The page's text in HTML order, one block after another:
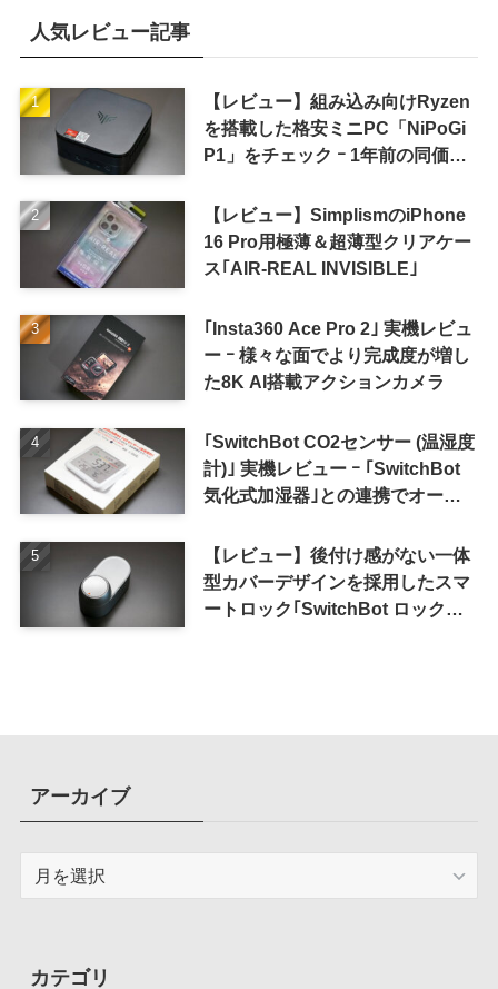
人気レビュー記事
【レビュー】組み込み向けRyzen
を搭載した格安ミニPC「NiPoGi
P1」をチェック ｰ 1年前の同価格
【レビュー】SimplismのiPhone
16 Pro用極薄＆超薄型クリアケー
ス｢AIR-REAL INVISIBLE｣
｢Insta360 Ace Pro 2｣ 実機レビュ
ー ｰ 様々な面でより完成度が増し
た8K AI搭載アクションカメラ
｢SwitchBot CO2センサー (温湿度
計)｣ 実機レビュー ｰ ｢SwitchBot
気化式加湿器｣との連携でオート
【レビュー】後付け感がない一体
型カバーデザインを採用したスマ
ートロック｢SwitchBot ロック
アーカイブ
ブカテゴリ